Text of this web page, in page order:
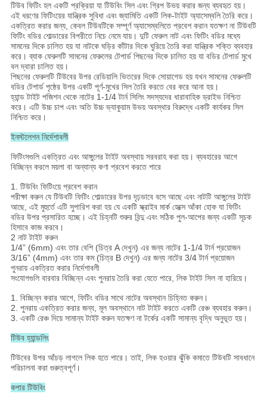
টিউব ফিটিং হল একটি প্রক্রিয়া যা টিউবিং সিল এবং গ্রিপ উভয় করার জন্য ব্যবহৃত হয়।
এই ধরণের ফিটিংয়ের যান্ত্রিক সুবিধা এবং জ্যামিতি একটি লিক-টাইট অ্যাসেম্বলি তৈরি করে।
একত্রিত করার জন্য, কেবল টিউবটিকে সম্পূর্ণ অ্যাসেম্বলিতে প্রবেশ করান যতক্ষণ না টিউবটি
ফিটিং বডির শোল্ডারের বিপরীতে নিচে নেমে যায়। দুটি ফেরুল নাট এবং ফিটিং বডির মধ্যে
সামনের দিকে চালিত হয় যা নাটকে ঘড়ির কাঁটার দিকে ঘুরিয়ে তৈরি করা যান্ত্রিক শক্তি ব্যবহার
করে। ব্যাক ফেরুলটি সামনের ফেরুলের টেপার্ড পিছনের দিকে চালিত হয় যা বডির টেপার্ড মুখে
বল দ্বারা চালিত হয়।
পিছনের ফেরুলটি টিউবের উপর রেডিয়ালি ভিতরের দিকে সোয়াগেড হয় যখন সামনের ফেরুলটি
বডির টেপার্ড পৃষ্ঠের উপর একটি পূর্ণ-মুখের সিল তৈরি করতে বের করে আনা হয়।
হ্যান্ড টাইট পজিশন থেকে নাটের 1-1/4 টার্ন সিলিং সদস্যদের ধারাবাহিক ড্রাইভ নিশ্চিত
করে। এটি উচ্চ চাপ এবং অতি উচ্চ ভ্যাকুয়াম উভয় অবস্থার বিরুদ্ধে একটি কার্যকর সিল
নিশ্চিত করে।
ইনস্টলেশন নির্দেশাবলী
ফিটিংসগুলি একত্রিত এবং আঙ্গুলের টাইট অবস্থায় সরবরাহ করা হয়। ব্যবহারের আগে
বিচ্ছিন্ন করলে ময়লা বা অন্যান্য কণা প্রবেশ করতে পারে
1. টিউবিং ফিটিংয়ে প্রবেশ করান
পরীক্ষা করুন যে টিউবটি ফিটিং শোল্ডারের উপর দৃঢ়ভাবে বসে আছে এবং নাটটি আঙ্গুলের টাইট
আছে, এই মুহুর্তে এটি সুপারিশ করা হয় যে একটি স্ক্রাইব মার্ক হেক্সে আঁকা হোক যা ফিটিং
বডির উপর প্রসারিত হচ্ছে। এই চিহ্নটি শুরুর বিন্দু এবং সঠিক পুল-আপের জন্য একটি সূচক
হিসাবে কাজ করবে।
2 নাট টাইট করুন
1/4” (6mm) এবং তার বেশি (চিত্র A দেখুন) এর জন্য নাটের 1-1/4 টার্ন প্রয়োজন
3/16” (4mm) এবং তার কম (চিত্র B দেখুন) এর জন্য নাটের 3/4 টার্ন প্রয়োজন
পুনরায় একত্রিত করার নির্দেশাবলী
সংযোগগুলি বারবার বিচ্ছিন্ন এবং পুনরায় তৈরি করা যেতে পারে, লিক টাইট সিল না হারিয়ে।
1. বিচ্ছিন্ন করার আগে, ফিটিং বডির সাথে নাটের অবস্থান চিহ্নিত করুন।
2. পুনরায় একত্রিত করার জন্য, মূল অবস্থানে নাট টাইট করতে একটি রেঞ্চ ব্যবহার করুন।
3. একটি রেঞ্চ দিয়ে সামান্য টাইট করুন যতক্ষণ না টর্কের একটি সামান্য বৃদ্ধি অনুভূত হয়।
টিউব হ্যান্ডলিং
টিউবের উপর আঁচড় লাগলে লিক হতে পারে। তাই, লিক হওয়ার ঝুঁকি কমাতে টিউবটি সাবধানে
পরিচালনা করা গুরুত্বপূর্ণ।
কপার টিউবিং